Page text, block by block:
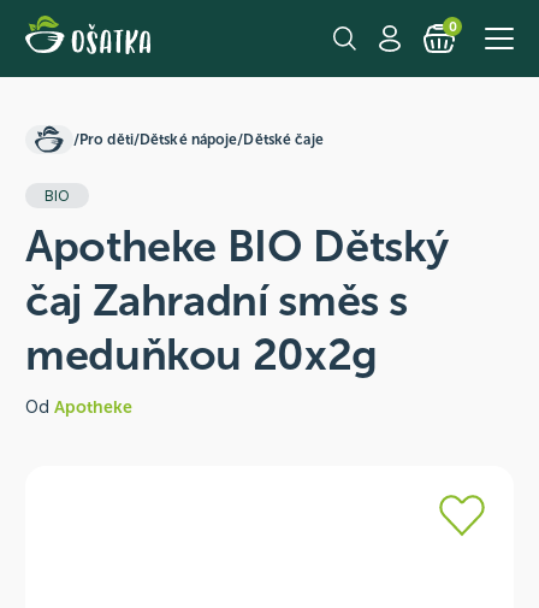
0
/Pro děti/Dětské nápoje/Dětské čaje
BIO
Apotheke BIO Dětský
čaj Zahradní směs s
meduňkou 20x2g
Od Apotheke